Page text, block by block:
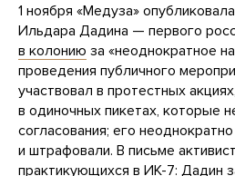
1 ноября «Медуза»
Ильдара Дадина — первого
в колонию за «неоднократное
проведения публичного
участвовал в протестных
в одиночных пикетах, которые
согласования; его
и штрафовали. В письме
практикующихся в ИК-7: Дадин